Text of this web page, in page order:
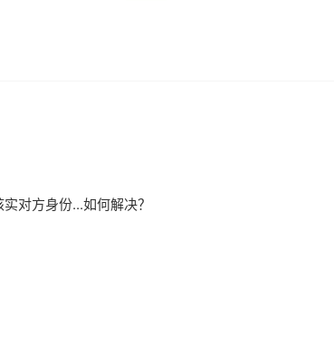
对方身份...如何解决？